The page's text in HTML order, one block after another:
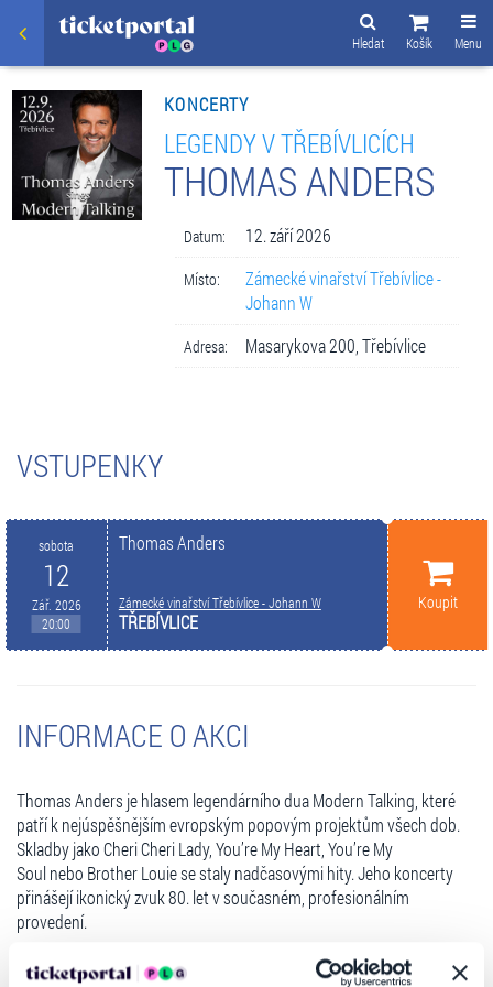
Menu
Košík
Hledat
KONCERTY
LEGENDY V TŘEBÍVLICÍCH
THOMAS ANDERS
Datum: 12. září 2026
Místo:
Zámecké vinařství Třebívlice -
Johann W
Adresa: Masarykova 200, Třebívlice
VSTUPENKY
sobota
12
Zář. 2026
20:00
Thomas Anders
Zámecké vinařství Třebívlice - Johann W
TŘEBÍVLICE
Koupit
INFORMACE O AKCI
Thomas Anders je hlasem legendárního dua Modern Talking, které
patří k nejúspěšnějším evropským popovým projektům všech dob.
Skladby jako Cheri Cheri Lady, You’re My Heart, You’re My
Soul nebo Brother Louie se staly nadčasovými hity. Jeho koncerty
přinášejí ikonický zvuk 80. let v současném, profesionálním
provedení.
Legendy v Třebívlicích jsou unikátní koncertní série, která v létě a na
podzim 2026 přivede ikonické zahraniční hvězdy 80. let až milénia do